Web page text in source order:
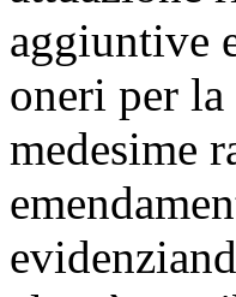
aggiuntive
oneri per
medesime